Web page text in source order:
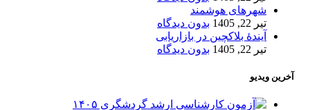
شهرهای هوشمند
تیر 22, 1405
بدون دیدگاه
آیندۀ بلاکچین در بازاریابی
تیر 22, 1405
بدون دیدگاه
آخرین ویدیو